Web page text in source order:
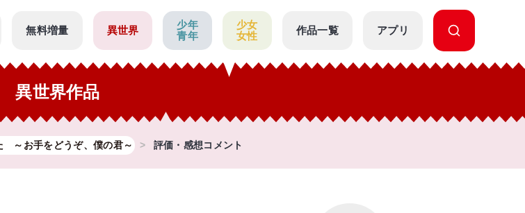
無料増量 異世界
少年
青年
少女
女性
作品一覧 アプリ
異世界作品
～お手をどうぞ、僕の君～ 評価・感想コメント